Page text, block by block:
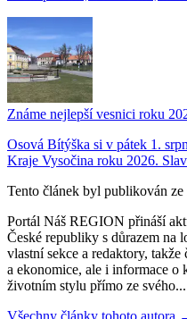
Známe nejlepší vesnici roku
Osová Bítýška si v pátek 1.
Kraje Vysočina roku 2026.
Tento článek byl publikován ze
Portál Náš REGION přináší
České republiky s důrazem na
vlastní sekce a redaktory,
a ekonomice, ale i informace o
životním stylu přímo ze svého...
Všechny články tohoto autora